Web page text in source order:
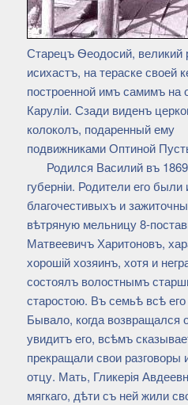
Старецъ Ѳеодосий, великий
исихастъ, на тераске своей
построенной имъ самимъ на
Карулiи. Сзади виденъ
колоколъ, подаренный ему
подвижниками Оптиной
Родился Василий въ
губерніи. Родители его
благочестивыхъ и
вѣтряную мельницу 8-
Матвеевичъ Харитоновъ,
хорошій хозяинъ, хотя и
состоялъ волостнымъ
старостою. Въ семьѣ всѣ
Бывало, когда возвращался
увидитъ его, всѣмъ
прекращали свои разговоры
отцу. Мать, Гликерія
мягкаго, дѣти съ ней жили